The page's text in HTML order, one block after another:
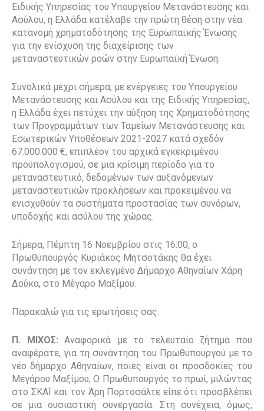
Ειδικής Υπηρεσίας του Υπουργείου Μετανάστευσης και
Ασύλου, η Ελλάδα κατέλαβε την πρώτη θέση στην νέα
κατανομή χρηματοδότησης της Ευρωπαϊκής Ένωσης
για την ενίσχυση της διαχείρισης των
μεταναστευτικών ροών στην Ευρωπαϊκή Ένωση.
Συνολικά μέχρι σήμερα, με ενέργειες του Υπουργείου
Μετανάστευσης και Ασύλου και της Ειδικής Υπηρεσίας,
η Ελλάδα έχει πετύχει την αύξηση της Χρηματοδότησης
των Προγραμμάτων των Ταμείων Μετανάστευσης και
Εσωτερικών Υποθέσεων 2021-2027 κατά σχεδόν
67.000.000 €, επιπλέον του αρχικά εγκεκριμένου
προϋπολογισμού, σε μια κρίσιμη περίοδο για το
μεταναστευτικό, δεδομένων των αυξανόμενων
μεταναστευτικών προκλήσεων και προκειμένου να
ενισχυθούν τα συστήματα προστασίας των συνόρων,
υποδοχής και ασύλου της χώρας.
Σήμερα, Πέμπτη 16 Νοεμβρίου στις 16:00, ο
Πρωθυπουργός Κυριάκος Μητσοτάκης θα έχει
συνάντηση με τον εκλεγμένο Δήμαρχο Αθηναίων Χάρη
Δούκα, στο Μέγαρο Μαξίμου.
Παρακαλώ για τις ερωτήσεις σας.
Π. ΜΙΧΟΣ:Αναφορικά με το τελευταίο ζήτημα που
αναφέρατε, για τη συνάντηση του Πρωθυπουργού με το
νέο δήμαρχο Αθηναίων, ποιες είναι οι προσδοκίες του
Μεγάρου Μαξίμου; Ο Πρωθυπουργός το πρωί, μιλώντας
στο ΣΚΑΪ και τον Άρη Πορτοσάλτε είπε ότι προσβλέπει
σε μια ουσιαστική συνεργασία. Στη συνέχεια, όμως,